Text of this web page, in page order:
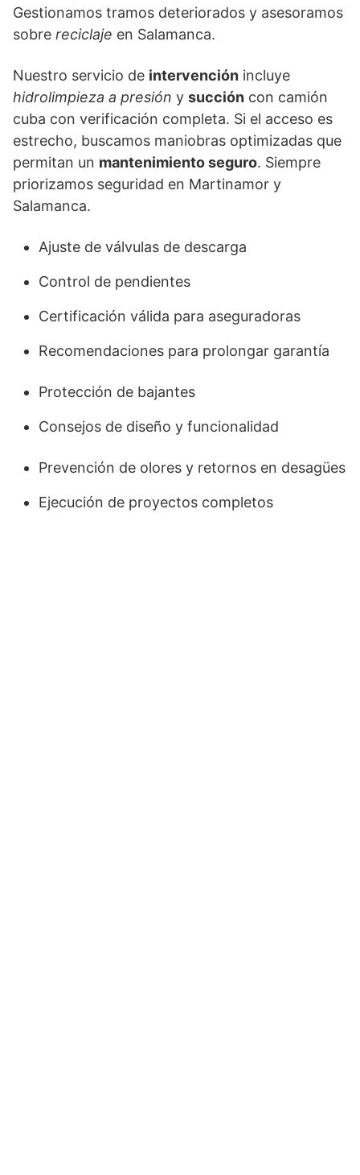
Gestionamos tramos deteriorados y asesoramos
sobre reciclaje en Salamanca.
Nuestro servicio de intervención incluye
hidrolimpieza a presión y succión con camión
cuba con verificación completa. Si el acceso es
estrecho, buscamos maniobras optimizadas que
permitan un mantenimiento seguro. Siempre
priorizamos seguridad en Martinamor y
Salamanca.
Ajuste de válvulas de descarga
Control de pendientes
Certificación válida para aseguradoras
Recomendaciones para prolongar garantía
Protección de bajantes
Consejos de diseño y funcionalidad
Prevención de olores y retornos en desagües
Ejecución de proyectos completos